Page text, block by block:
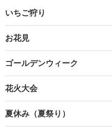
いちご狩り
お花見
ゴールデンウィーク
花火大会
夏休み（夏祭り）